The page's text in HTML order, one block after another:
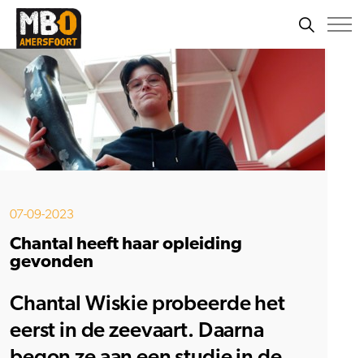
07-09-2023
Chantal heeft haar opleiding
gevonden
Chantal Wiskie probeerde het
eerst in de zeevaart. Daarna